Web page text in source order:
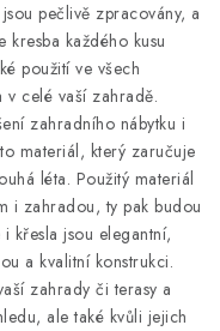
nábytku k Vám
osobních údajů
pečlivě zpracovány, a
každého kusu
použití ve všech
v celé vaší zahradě.
zahradního nábytku i
materiál, který zaručuje
léta. Použitý materiál
i zahradou, ty pak budou
křesla jsou elegantní,
a kvalitní konstrukci.
zahrady či terasy a
ale také kvůli jejich